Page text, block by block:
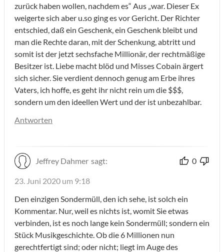
zurück haben wollen, nachdem es“ Aus „war. Dieser Ex
weigerte sich aber u.so ging es vor Gericht. Der Richter
entschied, daß ein Geschenk, ein Geschenk bleibt und
man die Rechte daran, mit der Schenkung, abtritt und
somit ist der jetzt sechsfache Millionär, der rechtmäßige
Besitzer ist. Liebe macht blöd und Misses Cobain ärgert
sich sicher. Sie verdient dennoch genug am Erbe ihres
Vaters, ich hoffe, es geht ihr nicht rein um die $$$,
sondern um den ideellen Wert und der ist unbezahlbar.
Antworten
Jeffrey Dahmer sagt: 0
23. Juni 2020 um 9:18
Den einzigen Sondermüll, den ich sehe, ist solch ein
Kommentar. Nur, weil es nichts ist, womit Sie etwas
verbinden, ist es noch lange kein Sondermüll; sondern ein
Stück Musikgeschichte. Ob die 6 Millionen nun
gerechtfertigt sind; oder nicht; liegt im Auge des